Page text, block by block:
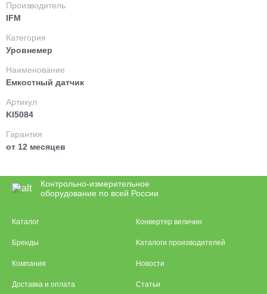
Производитель
IFM
Категория
Уровнемер
Наименование
Емкостный датчик
Артикул
KI5084
Гарантия
от 12 месяцев
Контрольно-измерительное
оборудование по всей России
Каталог
Бренды
Компания
Доставка и оплата
Конвертер величин
Каталоги производителей
Новости
Статьи